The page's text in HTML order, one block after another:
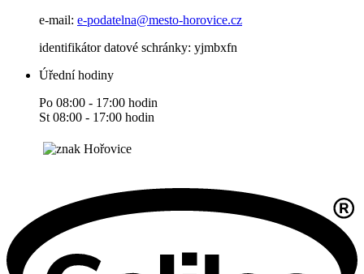
e-mail: e-podatelna@mesto-horovice.cz
identifikátor datové schránky: yjmbxfn
Úřední hodiny
Po 08:00 - 17:00 hodin
St 08:00 - 17:00 hodin